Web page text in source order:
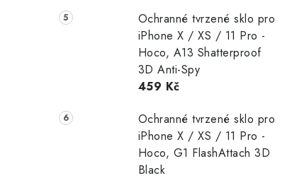
Ochranné tvrzené sklo pro
iPhone X / XS / 11 Pro -
Hoco, A13 Shatterproof
3D Anti-Spy
459 Kč
Ochranné tvrzené sklo pro
iPhone X / XS / 11 Pro -
Hoco, G1 FlashAttach 3D
Black